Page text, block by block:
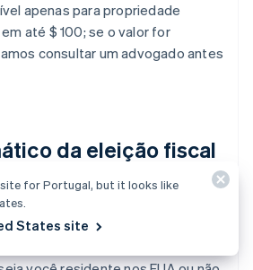
apenas para propriedade
até $ 100; se o valor for
consultar um advogado antes
da eleição fiscal
enviar a eleição fiscal 83(b) para
for Portugal, but it looks like
States site